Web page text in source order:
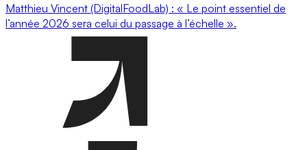
Matthieu Vincent (DigitalFoodLab) : « Le point essentiel de
l’année 2026 sera celui du passage à l’échelle ».